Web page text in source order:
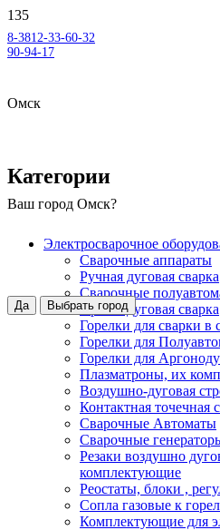
8-3812-33-60-32
90-94-17
Омск
Ваш город Омск?
Да Выбрать город
Категории
Электросварочное
Сварочные аппараты
Ручная дуговая сварка
Сварочные
Аргонодуговая сварка
Горелки для сварки в
Горелки для
Горелки для
Плазматроны, их
Воздушно-дуговая
Контактная точечная
Сварочные Автоматы
Сварочные
Резаки воздушно
комплектующие
Реостаты, блоки ,
Сопла газовые к
Комплектующие для